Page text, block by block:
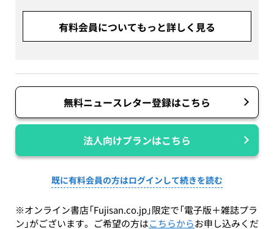
有料会員についてもっと詳しく見る
無料ニュースレター登録はこちら
法人向けプランはこちら
既に有料会員の方はログインして続きを読む
※オンライン書店「Fujisan.co.jp」限定で「電子版＋雑誌プラ
ン」がございます。ご希望の方はこちらからお申し込みくだ